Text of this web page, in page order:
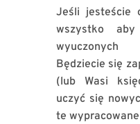
Jeśli jesteście
wszystko
Będziecie się
(lub Wasi
uczyć się
te